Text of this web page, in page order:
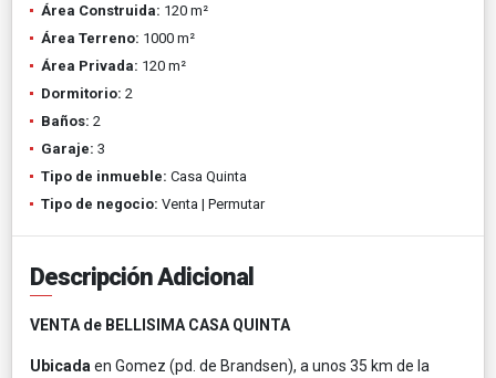
Área Construida: 120 m²
Área Terreno: 1000 m²
Área Privada: 120 m²
Dormitorio: 2
Baños: 2
Garaje: 3
Tipo de inmueble: Casa Quinta
Tipo de negocio: Venta | Permutar
Descripción Adicional
VENTA de BELLISIMA CASA QUINTA
Ubicada en Gomez (pd. de Brandsen), a unos 35 km de la